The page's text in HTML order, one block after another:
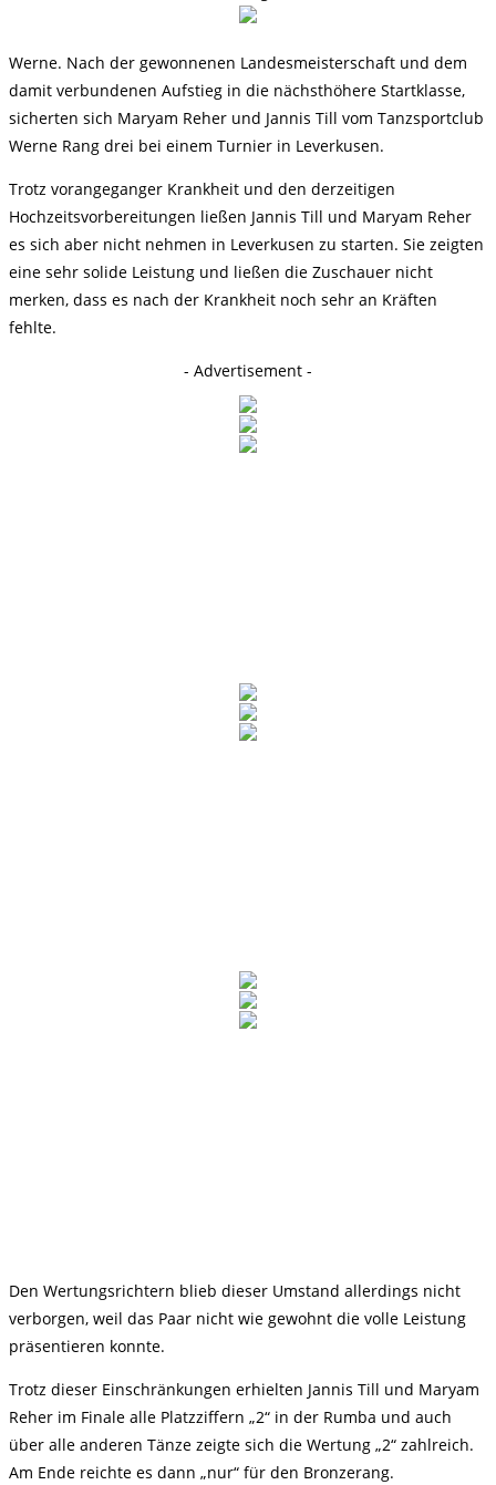
Werne. Nach der gewonnenen Landesmeisterschaft und dem
damit verbundenen Aufstieg in die nächsthöhere Startklasse,
sicherten sich Maryam Reher und Jannis Till vom Tanzsportclub
Werne Rang drei bei einem Turnier in Leverkusen.
Trotz vorangeganger Krankheit und den derzeitigen
Hochzeitsvorbereitungen ließen Jannis Till und Maryam Reher
es sich aber nicht nehmen in Leverkusen zu starten. Sie zeigten
eine sehr solide Leistung und ließen die Zuschauer nicht
merken, dass es nach der Krankheit noch sehr an Kräften
fehlte.
- Advertisement -
Den Wertungsrichtern blieb dieser Umstand allerdings nicht
verborgen, weil das Paar nicht wie gewohnt die volle Leistung
präsentieren konnte.
Trotz dieser Einschränkungen erhielten Jannis Till und Maryam
Reher im Finale alle Platzziffern „2“ in der Rumba und auch
über alle anderen Tänze zeigte sich die Wertung „2“ zahlreich.
Am Ende reichte es dann „nur“ für den Bronzerang.